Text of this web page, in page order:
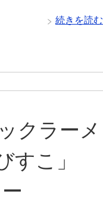
続きを読む
クラーメ
すこ」